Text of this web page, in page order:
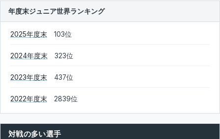
年度末ジュニア世界ランキング
2025年度末 103位
2024年度末 323位
2023年度末 437位
2022年度末 2839位
対戦の多い選手